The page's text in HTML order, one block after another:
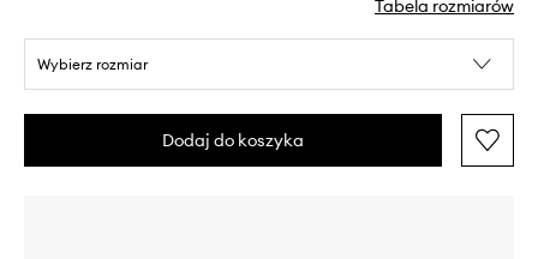
Tabela rozmiarów
Wybierz rozmiar
Dodaj do koszyka